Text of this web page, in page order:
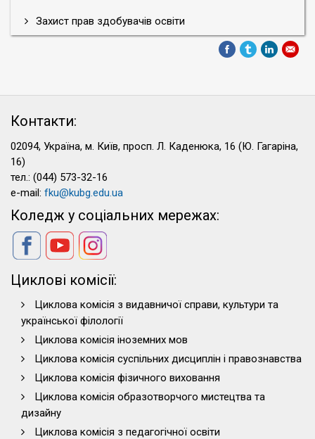
Захист прав здобувачів освіти
Контакти:
02094, Україна, м. Київ, просп. Л. Каденюка, 16 (Ю. Гагаріна,
16)
тел.: (044) 573-32-16
e-mail: fku@kubg.edu.ua
Коледж у соціальних мережах:
Циклові комісії:
Циклова комісія з видавничої справи, культури та
української філології
Циклова комісія іноземних мов
Циклова комісія суспільних дисциплін і правознавства
Циклова комісія фізичного виховання
Циклова комісія образотворчого мистецтва та
дизайну
Циклова комісія з педагогічної освіти